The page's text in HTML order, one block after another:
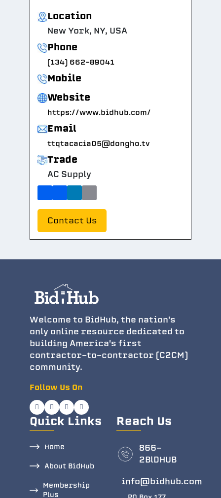
Location
New York, NY, USA
Phone
(134) 662-89041
Mobile
Website
https://www.bidhub.com/
Email
ttqtacacia05@dongho.tv
Trade
AC Supply
Contact Us
Welcome to BidHub, the nation's
only online resource dedicated to
building America's first
contractor-to-contractor (C2CM)
community.
Follow Us On
Quick Links
Home
About BidHub
Membership
Plus
Reach Us
866-
2BlDHUB
info@bidhub.com